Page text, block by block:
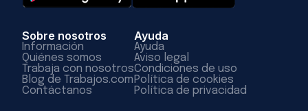
Sobre nosotros
Información
Quiénes somos
Trabaja con nosotros
Blog de Trabajos.com
Contáctanos
Ayuda
Ayuda
Aviso legal
Condiciones de uso
Política de cookies
Política de privacidad